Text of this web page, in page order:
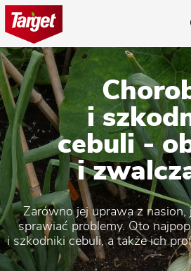
i
cebuli -
i
Zarówno jej uprawa z nasion,
sprawiać problemy. Oto
i szkodniki cebuli, a także ich